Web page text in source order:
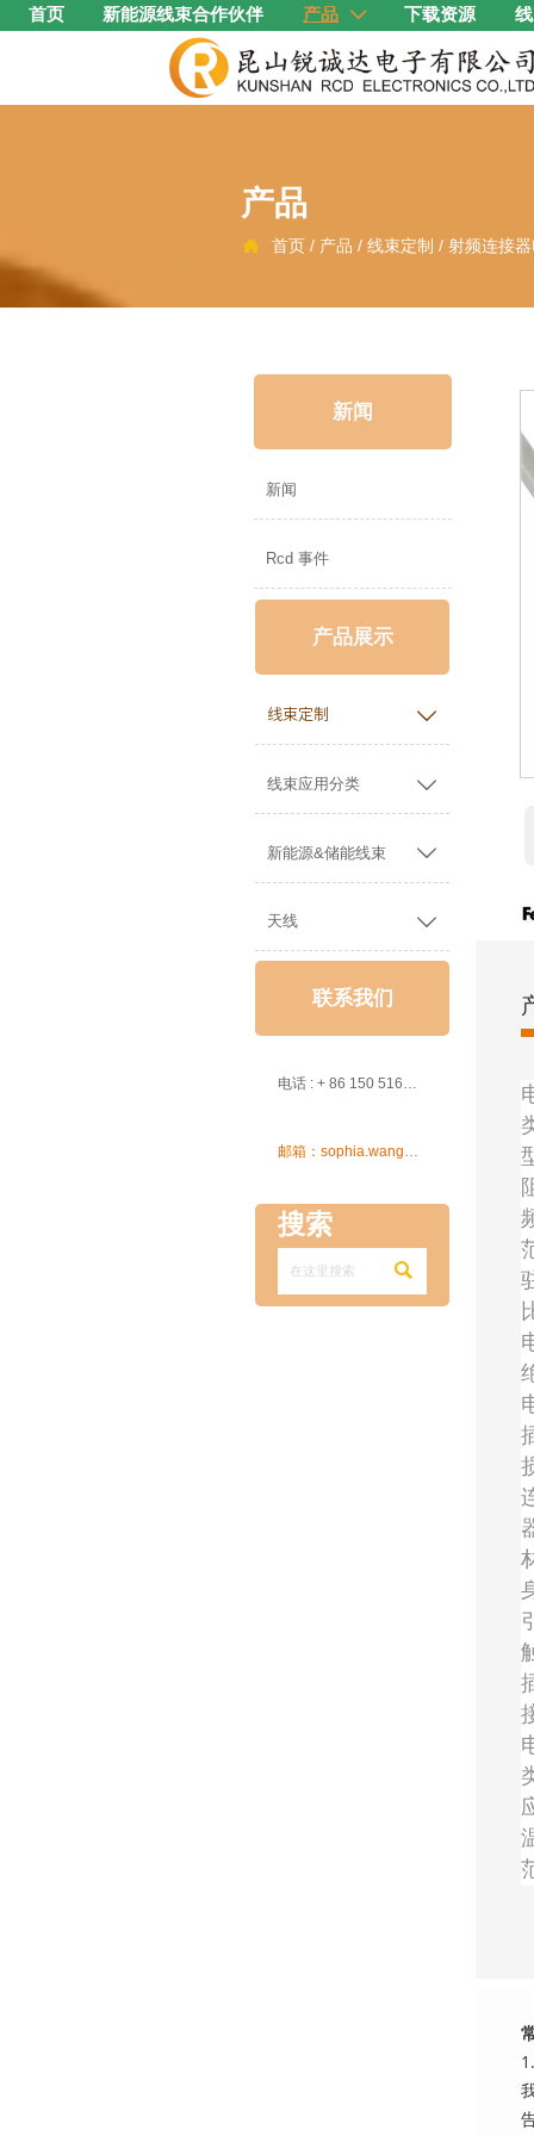
首页 新能源线束合作伙伴 产品  下载资源
产品
 首页 / 产品 /线束定制 /射频连接
新闻
新闻
Rcd 事件
产品展示
线束定制 
线束应用分类 
新能源&储能线束 
天线 
联系我们
电话 : + 86 150 5162 5639

搜索
